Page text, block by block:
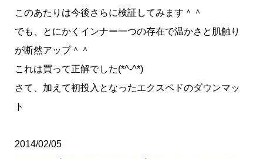
このあたりは今後さらに検証してみます＾＾
でも、とにかくインナー一つの存在で温かさと肌触り
が断然アップ＾＾
これは買って正解でした(*^-^*)
さて、加えて初投入となったエクスペドのダウンマッ
ト
2014/02/05